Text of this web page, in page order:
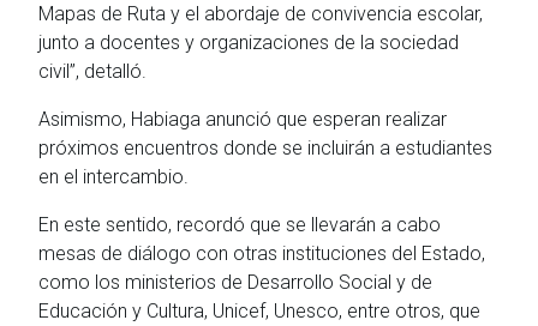
Mapas de Ruta y el abordaje de convivencia escolar,
junto a docentes y organizaciones de la sociedad
civil”, detalló.
Asimismo, Habiaga anunció que esperan realizar
próximos encuentros donde se incluirán a estudiantes
en el intercambio.
En este sentido, recordó que se llevarán a cabo
mesas de diálogo con otras instituciones del Estado,
como los ministerios de Desarrollo Social y de
Educación y Cultura, Unicef, Unesco, entre otros, que